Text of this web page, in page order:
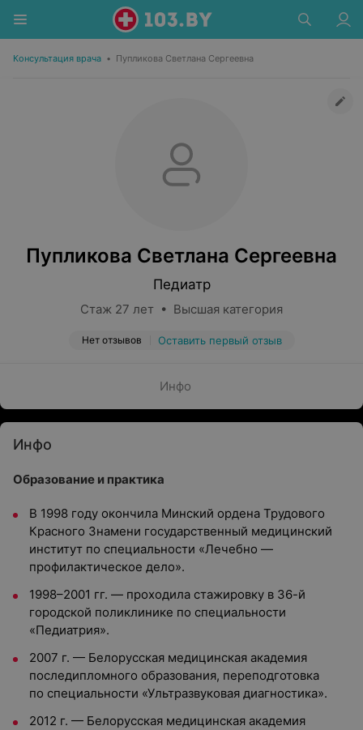
Консультация врача • Пупликова Светлана Сергеевна
Пупликова Светлана Сергеевна
Педиатр
Стаж 27 лет • Высшая категория
Нет отзывов Оставить первый отзыв
Инфо
Инфо
Образование и практика
В 1998 году окончила Минский ордена Трудового
Красного Знамени государственный медицинский
институт по специальности «Лечебно —
профилактическое дело».
1998–2001 гг. — проходила стажировку в 36-й
городской поликлинике по специальности
«Педиатрия».
2007 г. — Белорусская медицинская академия
последипломного образования, переподготовка
по специальности «Ультразвуковая диагностика».
2012 г. — Белорусская медицинская академия